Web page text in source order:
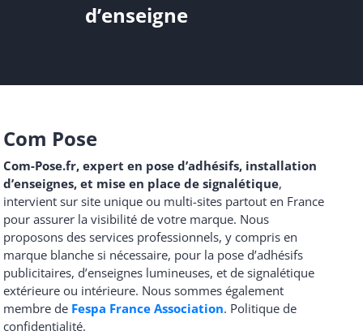
d’enseigne
Com Pose
Com-Pose.fr, expert en pose d’adhésifs, installation
d’enseignes, et mise en place de signalétique,
intervient sur site unique ou multi-sites partout en France
pour assurer la visibilité de votre marque. Nous
proposons des services professionnels, y compris en
marque blanche si nécessaire, pour la pose d’adhésifs
publicitaires, d’enseignes lumineuses, et de signalétique
extérieure ou intérieure. Nous sommes également
membre de Fespa France Association. Politique de
confidentialité.